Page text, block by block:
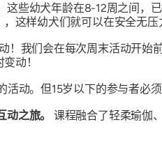
这些幼犬年龄在8-12周之间，
这样幼犬们就可以在安全无压
！我们会在每次周末活动开始
动！
活动。但15岁以下的参与者必须
之旅。
课程融合了轻柔瑜伽